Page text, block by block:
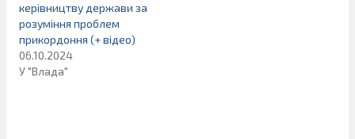
керівництву держави за
розуміння проблем
прикордоння (+ відео)
06.10.2024
У "Влада"